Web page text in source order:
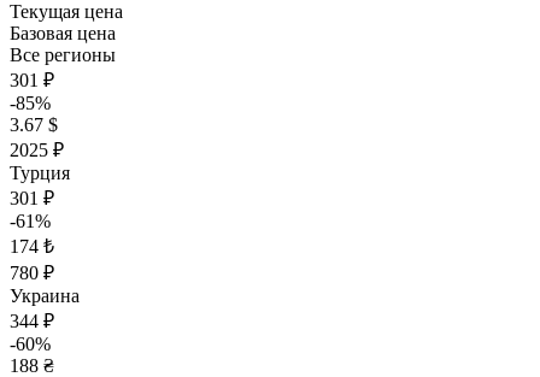
Текущая цена
Базовая цена
Все регионы
301 ₽
-85%
3.67 $
2025 ₽
Турция
301 ₽
-61%
174 ₺
780 ₽
Украина
344 ₽
-60%
188 ₴